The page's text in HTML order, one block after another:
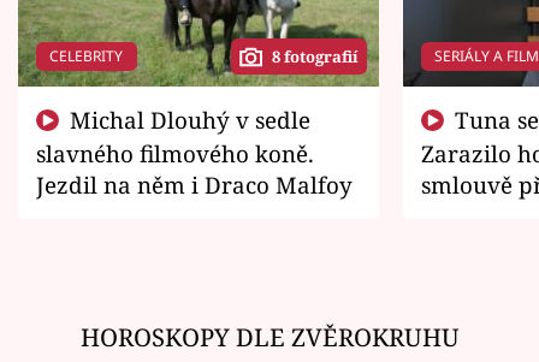
CELEBRITY 8 fotografií
slavného filmového koně.
Jezdil na něm i Draco Malfoy
SERIÁLY A
Zarazilo
smlouvě
HOROSKOPY DLE ZVĚROKRUHU